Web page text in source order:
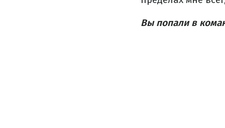
Вы попали в